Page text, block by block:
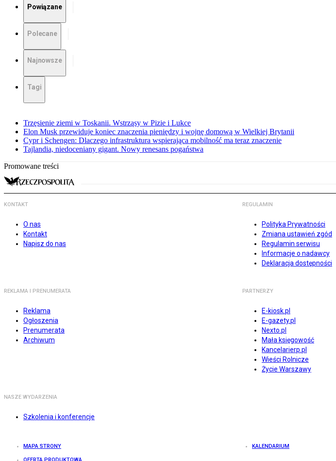
Powiązane
Polecane
Najnowsze
Tagi
Trzęsienie ziemi w Toskanii. Wstrząsy w Pizie i Lukce
Elon Musk przewiduje koniec znaczenia pieniędzy i wojnę domową w Wielkiej Brytanii
Cypr i Schengen: Dlaczego infrastruktura wspierająca mobilność ma teraz znaczenie
Tajlandia, niedoceniany gigant. Nowy renesans pogaństwa
Promowane treści
KONTAKT
O nas
Kontakt
Napisz do nas
REGULAMIN
Polityka Prywatności
Zmiana ustawień zgód
Regulamin serwisu
Informacje o nadawcy
Deklaracja dostępności
REKLAMA I PRENUMERATA
Reklama
Ogłoszenia
Prenumerata
Archiwum
PARTNERZY
E-kiosk.pl
E-gazety.pl
Nexto.pl
Mała księgowość
Kancelarierp.pl
Wieści Rolnicze
Życie Warszawy
NASZE WYDARZENIA
Szkolenia i konferencje
MAPA STRONY KALENDARIUM